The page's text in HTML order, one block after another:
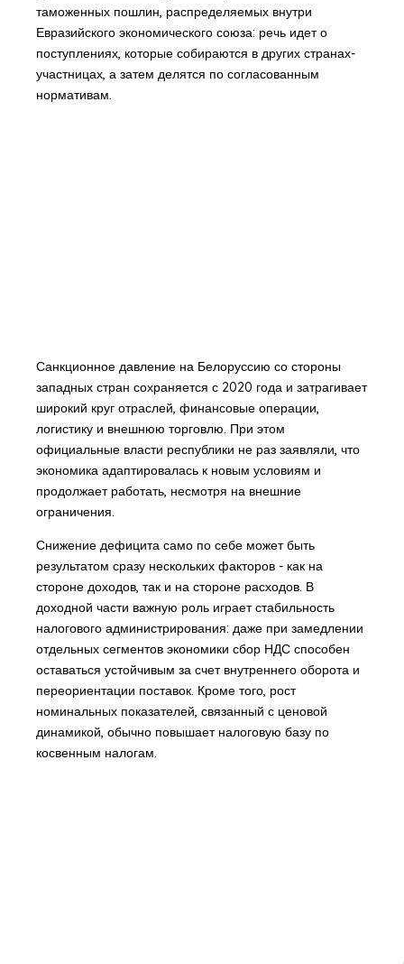
таможенных пошлин, распределяемых внутри
Евразийского экономического союза: речь идет о
поступлениях, которые собираются в других странах-
участницах, а затем делятся по согласованным
нормативам.
Санкционное давление на Белоруссию со стороны
западных стран сохраняется с 2020 года и затрагивает
широкий круг отраслей, финансовые операции,
логистику и внешнюю торговлю. При этом
официальные власти республики не раз заявляли, что
экономика адаптировалась к новым условиям и
продолжает работать, несмотря на внешние
ограничения.
Снижение дефицита само по себе может быть
результатом сразу нескольких факторов - как на
стороне доходов, так и на стороне расходов. В
доходной части важную роль играет стабильность
налогового администрирования: даже при замедлении
отдельных сегментов экономики сбор НДС способен
оставаться устойчивым за счет внутреннего оборота и
переориентации поставок. Кроме того, рост
номинальных показателей, связанный с ценовой
динамикой, обычно повышает налоговую базу по
косвенным налогам.